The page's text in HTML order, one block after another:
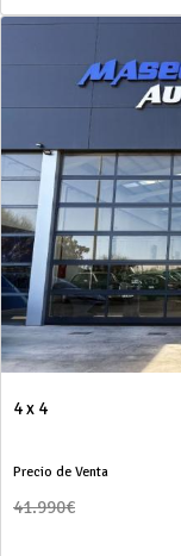
4 x 4
Precio de Venta
41.990€